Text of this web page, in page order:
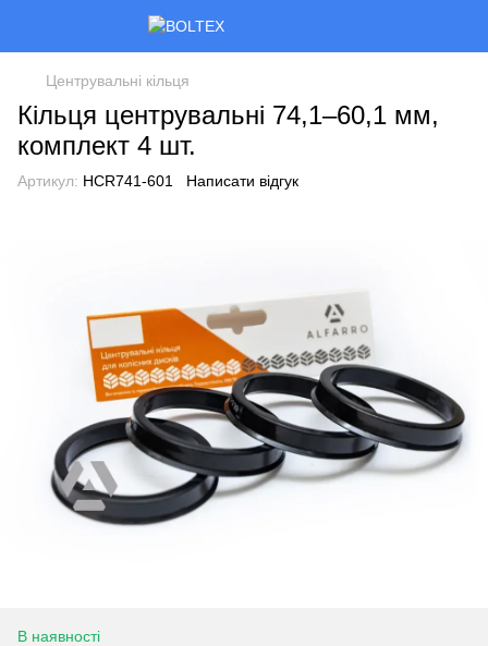
Центрувальні кільця
Кільця центрувальні 74,1–60,1 мм,
комплект 4 шт.
Артикул: HCR741-601 Написати відгук
В наявності